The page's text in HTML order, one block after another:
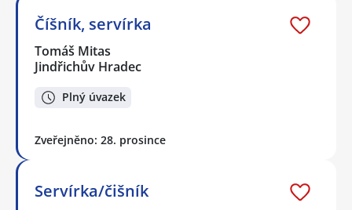
Číšník, servírka
Tomáš Mitas
Jindřichův Hradec
Plný úvazek
Zveřejněno: 28. prosince
Servírka/čišník